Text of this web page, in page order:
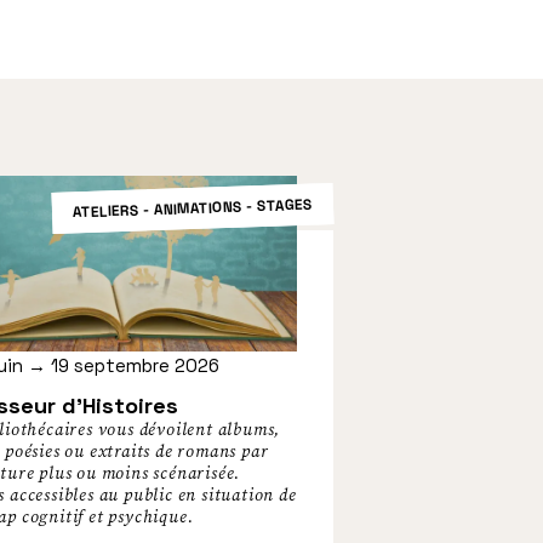
d’Histoires
→ 19 septembre 2026
vous dévoilent albums,
poésies ou extraits de romans par
plus ou moins scénarisée.
accessibles au public en situation de
cognitif et psychique.
ATELIERS - ANIMATIONS - STAGES